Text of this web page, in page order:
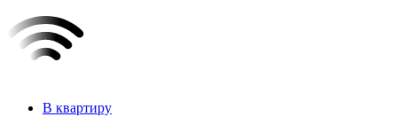
В квартиру